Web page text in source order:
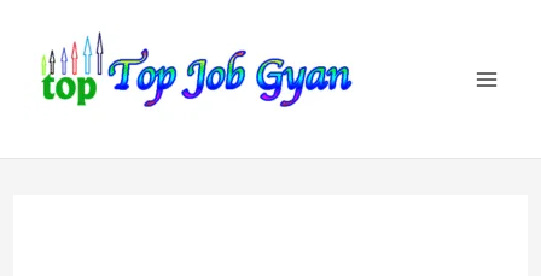
content